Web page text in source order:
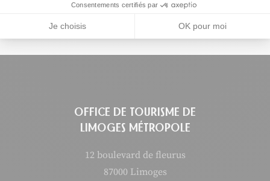
Consentements certifiés par
Je choisis OK pour moi
Partager sur Facebook (nouvelle fenêtre)
Partager sur X / Twitter (nouvelle
Partager sur WhatsApp
Partager par mail
OFFICE DE TOURISME DE
LIMOGES MÉTROPOLE
12 boulevard de fleurus
87000 Limoges